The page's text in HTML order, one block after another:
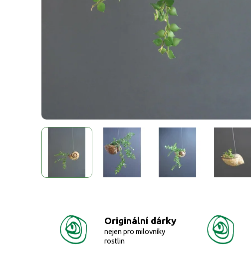
Originální dárky
nejen pro milovníky
rostlin